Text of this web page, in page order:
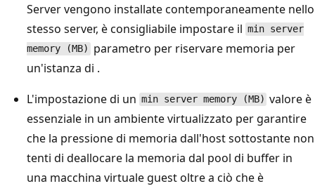
Server vengono installate contemporaneamente nello
stesso server, è consigliabile impostare il min server
memory (MB)
parametro per riservare memoria per
un'istanza di .
L'impostazione di un min server memory (MB) valore è
essenziale in un ambiente virtualizzato per garantire
che la pressione di memoria dall'host sottostante non
tenti di deallocare la memoria dal pool di buffer in
una macchina virtuale guest oltre a ciò che è